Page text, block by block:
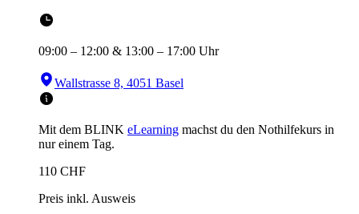
09:00 – 12:00 & 13:00 – 17:00 Uhr
Wallstrasse 8, 4051 Basel
Mit dem BLINK eLearning machst du den Nothilfekurs in
nur einem Tag.
110 CHF
Preis inkl. Ausweis